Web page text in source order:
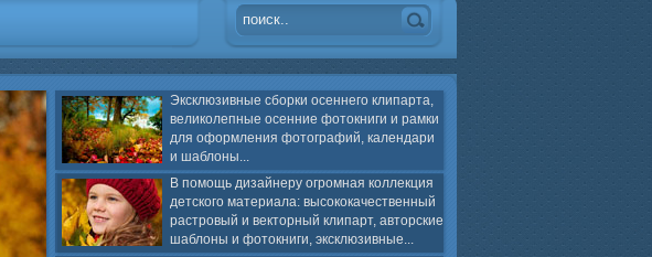
Эксклюзивные сборки осеннего клипарта,
великолепные осенние фотокниги и рамки
для оформления фотографий, календари
и шаблоны...
В помощь дизайнеру огромная коллекция
детского материала: высококачественный
растровый и векторный клипарт, авторские
шаблоны и фотокниги, эксклюзивные...